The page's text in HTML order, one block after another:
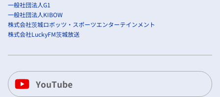
一般社団法人G1
一般社団法人KIBOW
株式会社茨城ロボッツ・スポーツエンターテインメント
株式会社LuckyFM茨城放送
YouTube